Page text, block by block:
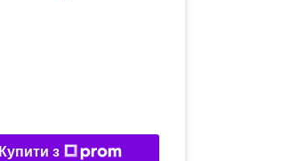
Купити з